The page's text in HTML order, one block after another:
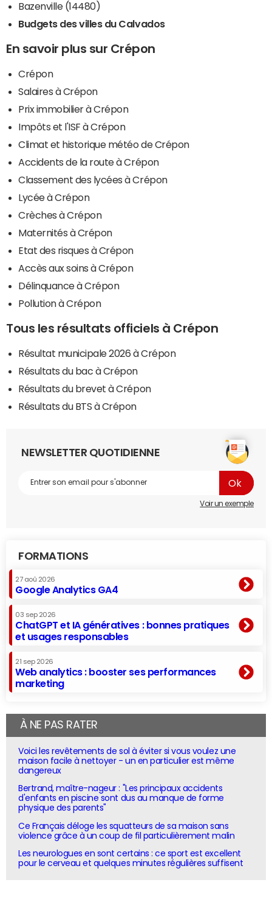
Bazenville (14480)
Budgets des villes du Calvados
En savoir plus sur Crépon
Crépon
Salaires à Crépon
Prix immobilier à Crépon
Impôts et l'ISF à Crépon
Climat et historique météo de Crépon
Accidents de la route à Crépon
Classement des lycées à Crépon
Lycée à Crépon
Crèches à Crépon
Maternités à Crépon
Etat des risques à Crépon
Accès aux soins à Crépon
Délinquance à Crépon
Pollution à Crépon
Tous les résultats officiels à Crépon
Résultat municipale 2026 à Crépon
Résultats du bac à Crépon
Résultats du brevet à Crépon
Résultats du BTS à Crépon
NEWSLETTER QUOTIDIENNE
Voir un exemple
FORMATIONS
27 aoû 2026
Google Analytics GA4
03 sep 2026
ChatGPT et IA génératives : bonnes pratiques
et usages responsables
21 sep 2026
Web analytics : booster ses performances
marketing
À NE PAS RATER
Voici les revêtements de sol à éviter si vous voulez une
maison facile à nettoyer - un en particulier est même
dangereux
Bertrand, maître-nageur : "Les principaux accidents
d'enfants en piscine sont dus au manque de forme
physique des parents"
Ce Français déloge les squatteurs de sa maison sans
violence grâce à un coup de fil particulièrement malin
Les neurologues en sont certains : ce sport est excellent
pour le cerveau et quelques minutes régulières suffisent